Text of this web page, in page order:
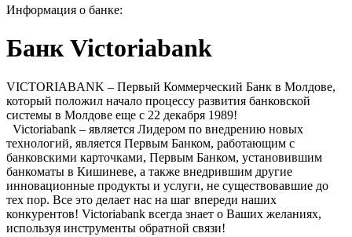
Информация о банке:
Банк Victoriabank
VICTORIABANK – Первый Коммерческий Банк в Молдове,
который положил начало процессу развития банковской
системы в Молдове еще с 22 декабря 1989!
Victoriabank – является Лидером по внедрению новых
технологий, является Первым Банком, работающим с
банковскими карточками, Первым Банком, установившим
банкоматы в Кишиневе, а также внедрившим другие
инновационные продукты и услуги, не существовавшие до
тех пор. Все это делает нас на шаг впереди наших
конкурентов! Victoriabank всегда знает о Ваших желаниях,
используя инструменты обратной связи!